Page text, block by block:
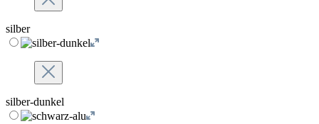
silber
silber-dunkel